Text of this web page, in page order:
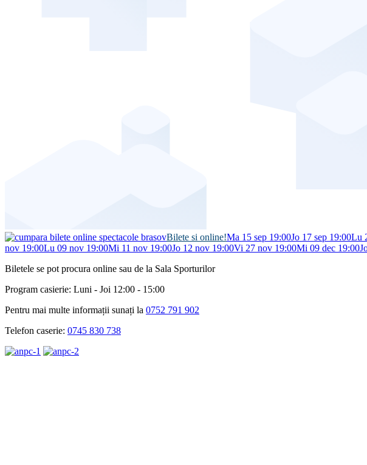
Bilete si online!Ma 15 sep 19:00Jo 17 sep 19:00Lu
nov 19:00Lu 09 nov 19:00Mi 11 nov 19:00Jo 12 nov 19:00Vi 27 nov 19:00Mi 09 dec 19:00
Biletele se pot procura online sau de la Sala Sporturilor
Program casierie: Luni - Joi 12:00 - 15:00
Pentru mai multe informații sunați la 0752 791 902
Telefon caserie: 0745 830 738